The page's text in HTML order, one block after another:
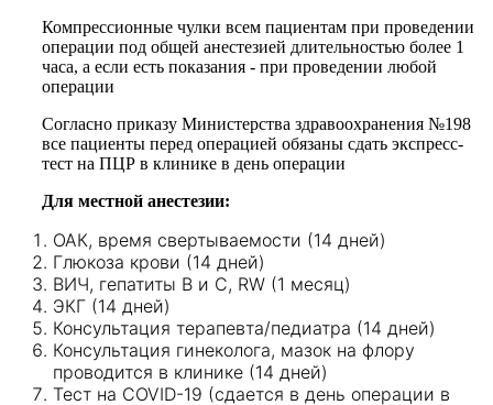
Компрессионные чулки всем пациентам при проведении
операции под общей анестезией длительностью более 1
часа, а если есть показания - при проведении любой
операции
Согласно приказу Министерства здравоохранения №198
все пациенты перед операцией обязаны сдать экспресс-
тест на ПЦР в клинике в день операции
Для местной анестезии:
ОАК, время свертываемости (14 дней)
Глюкоза крови (14 дней)
ВИЧ, гепатиты В и С, RW (1 месяц)
ЭКГ (14 дней)
Консультация терапевта/педиатра (14 дней)
Консультация гинеколога, мазок на флору
проводится в клинике (14 дней)
Тест на COVID-19 (сдается в день операции в